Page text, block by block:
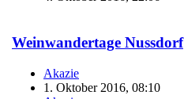
Weinwandertage Nussdorf
Akazie
1. Oktober 2016, 08:10